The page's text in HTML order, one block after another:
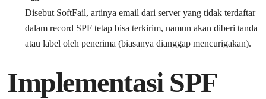
Disebut SoftFail, artinya email dari server yang tidak terdaftar
dalam record SPF tetap bisa terkirim, namun akan diberi tanda
atau label oleh penerima (biasanya dianggap mencurigakan).
Implementasi SPF